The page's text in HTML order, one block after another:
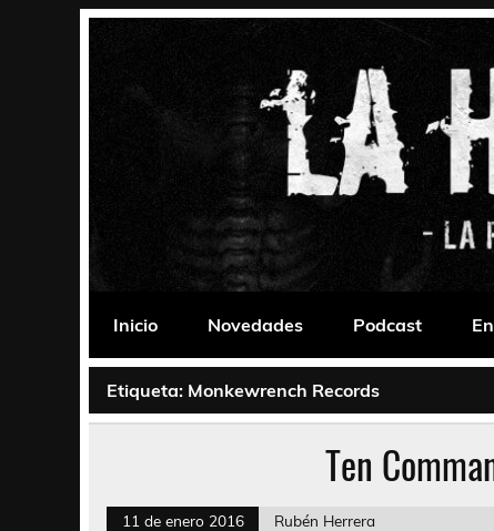
La Habitación 235
Inicio
Novedades Podcast
Etiqueta: Monkewrench Records
Ten
11 de enero 2016 Rubén Herrera